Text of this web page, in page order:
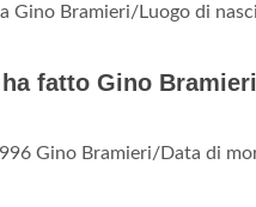
Gino Bramieri/Luogo di
fatto Gino
Gino Bramieri/Data di